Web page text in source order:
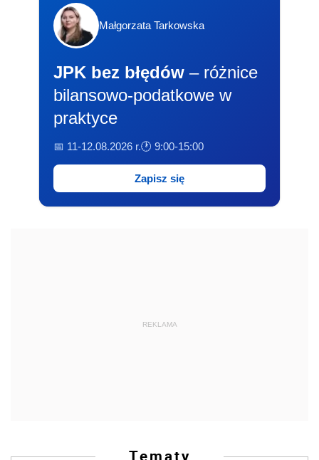
Małgorzata Tarkowska
JPK bez błędów – różnice
bilansowo-podatkowe w
praktyce
📅 11-12.08.2026 r.🕐 9:00-15:00
Zapisz się
REKLAMA
Tematy